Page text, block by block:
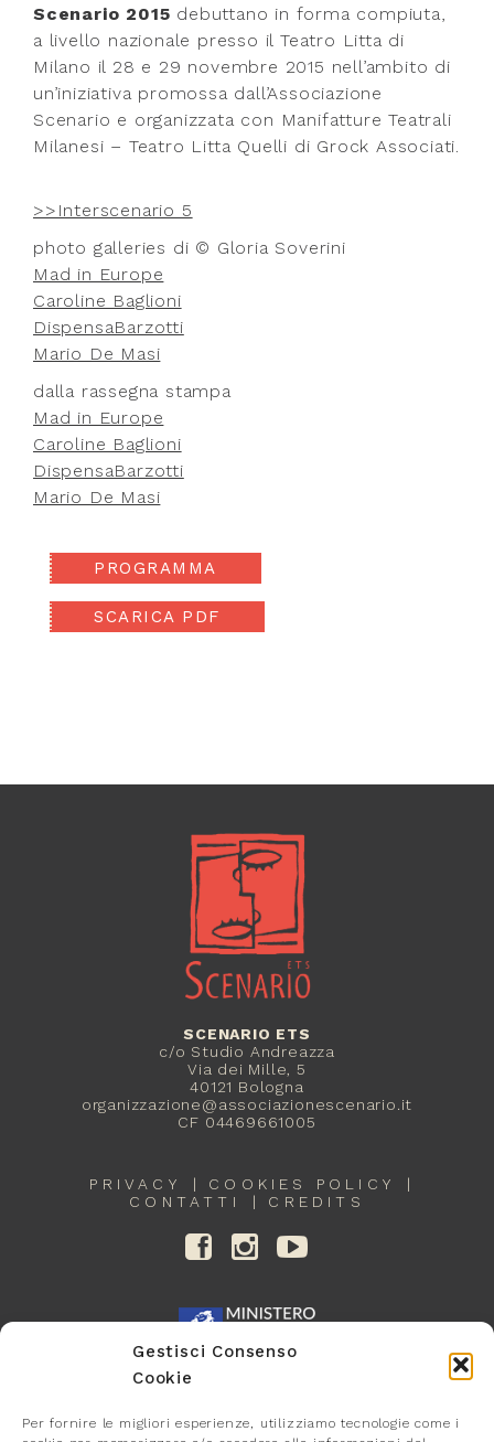
Gestisci Consenso
Cookie
Per fornire le migliori esperienze, utilizziamo tecnologie come i
Scenario 2015 debuttano in forma compiuta,
a livello nazionale presso il Teatro Litta di
Milano il 28 e 29 novembre 2015 nell’ambito di
un’iniziativa promossa dall’Associazione
Scenario e organizzata con Manifatture Teatrali
Milanesi – Teatro Litta Quelli di Grock Associati.
>>Interscenario 5
photo galleries di © Gloria Soverini
Mad in Europe
Caroline Baglioni
DispensaBarzotti
Mario De Masi
dalla rassegna stampa
Mad in Europe
Caroline Baglioni
DispensaBarzotti
Mario De Masi
PROGRAMMA
SCARICA PDF
SCENARIO ETS
c/o Studio Andreazza
Via dei Mille, 5
40121 Bologna
organizzazione@associazionescenario.it
CF 04469661005
PRIVACY
COOKIES POLICY
CONTATTI
CREDITS